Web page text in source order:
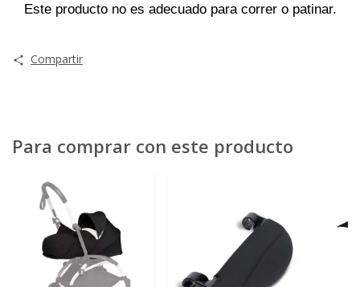
Este producto no es adecuado para correr o patinar.
Compartir
Para comprar con este producto